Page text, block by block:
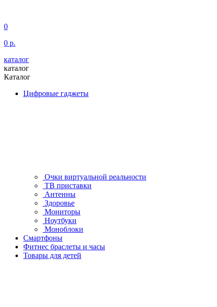
0
0 р.
каталог
каталог
Каталог
Цифровые гаджеты
Очки виртуальной реальности
ТВ приставки
Антенны
Здоровье
Мониторы
Ноутбуки
Моноблоки
Смартфоны
Фитнес браслеты и часы
Товары для детей